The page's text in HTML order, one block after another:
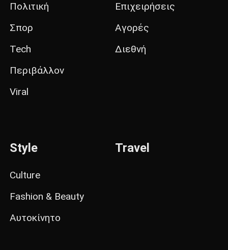
Πολιτική
Σπορ
Tech
Περιβάλλον
Viral
Επιχειρήσεις
Αγορές
Διεθνή
Style
Culture
Fashion & Beauty
Αυτοκίνητο
Travel